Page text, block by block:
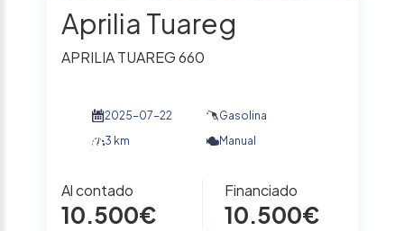
Aprilia Tuareg
APRILIA TUAREG 660
2025-07-22
Gasolina
3 km
Manual
Al contado
10.500€
Financiado
10.500€